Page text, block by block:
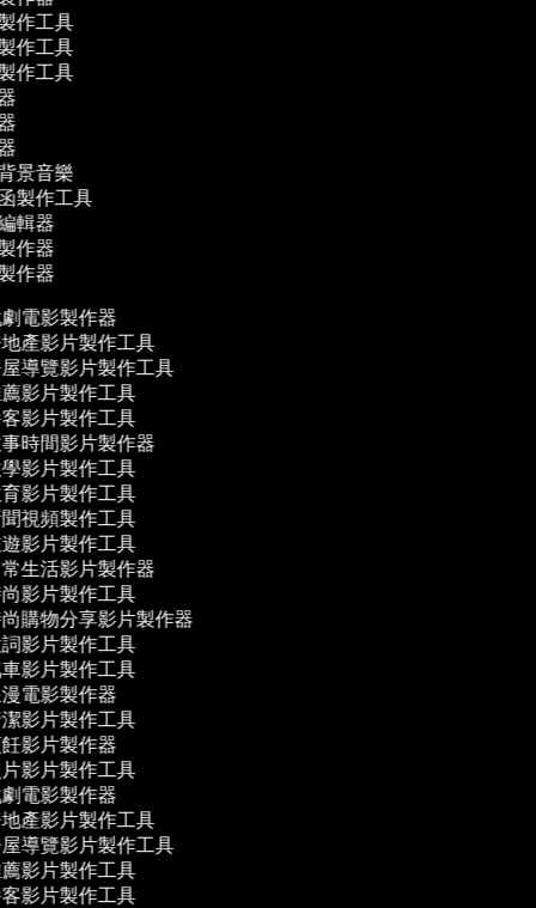
作工具
作工具
作工具
景音樂
製作工具
輯器
作器
作器
電影製作器
產影片製作工具
導覽影片製作工具
影片製作工具
影片製作工具
時間影片製作器
影片製作工具
影片製作工具
視頻製作工具
影片製作工具
生活影片製作器
影片製作工具
購物分享影片製作器
影片製作工具
影片製作工具
電影製作器
影片製作工具
影片製作器
影片製作工具
電影製作器
產影片製作工具
導覽影片製作工具
影片製作工具
影片製作工具